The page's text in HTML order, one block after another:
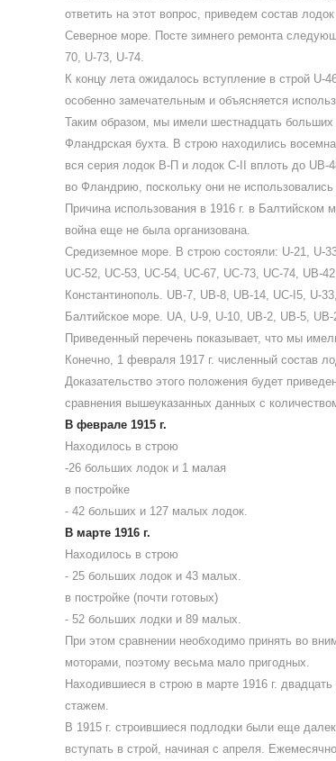
ответить на этот вопрос, приведем состав
Северное море. Посте зимнего ремонта
70, U-73, U-74.
К концу лета ожидалось вступление в строй U-
особенно замечательным и объясняется
Таким образом, мы имели шестнадцать
Фландрская бухта. В строю находились
вся серия лодок В-П и лодок C-II вплоть до UB-
во Фландрию, поскольку они не
Причина использования в 1916 г. в
война еще не была организована.
Средиземное море. В строю состояли: U-21, U-
UC-52, UC-53, UC-54, UC-67, UC-73, UC-74, UB-
Константинополь. UB-7, UB-8, UB-14, UC-I5, U-
Балтийское море. UA, U-9, U-10, UB-2, UB-5,
Приведенный перечень показывает, что мы
Конечно, 1 февраля 1917 г. численный состав
Доказательство этого положения будет
сравнения вышеуказанных данных с
В феврале 1915 г.
Находилось в строю
-26 больших лодок и 1 малая
в постройке
- 42 больших и 127 малых лодок.
В марте 1916 г.
Находилось в строю
- 25 больших лодок и 43 малых.
в постройке (почти готовых)
- 52 больших лодки и 89 малых.
При этом сравнении необходимо принять во
моторами, поэтому весьма мало пригодных.
Находившиеся в строю в марте 1916 г.
стажем.
В 1915 г. строившиеся подлодки были еще
вступать в строй, начиная с апреля.